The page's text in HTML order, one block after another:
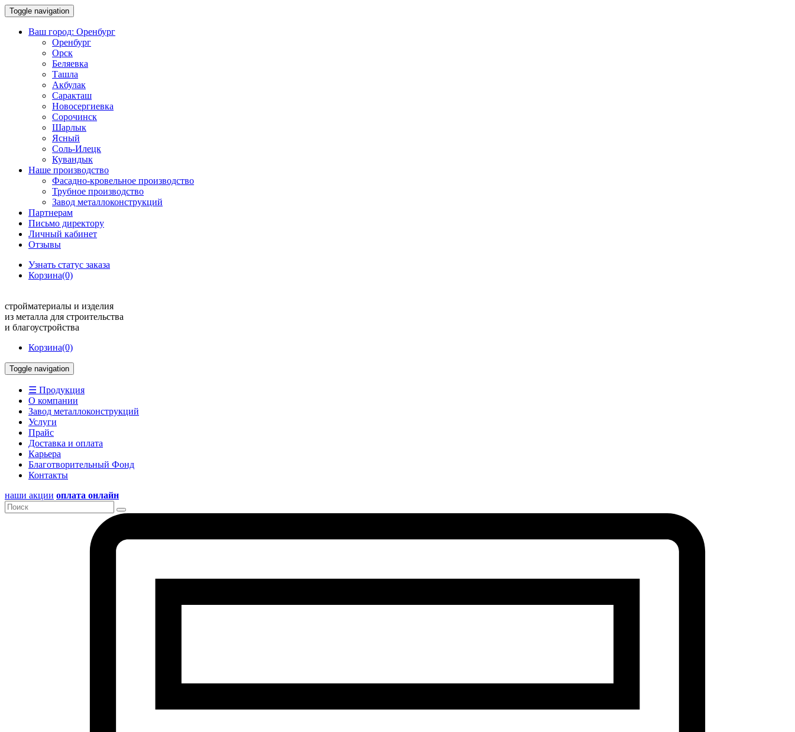
Toggle navigation
Ваш город: Оренбург
Оренбург
Орск
Беляевка
Ташла
Акбулак
Саракташ
Новосергиевка
Сорочинск
Шарлык
Ясный
Соль-Илецк
Кувандык
Наше производство
Фасадно-кровельное производство
Трубное производство
Завод металлоконструкций
Партнерам
Письмо директору
Личный кабинет
Отзывы
Узнать статус заказа
Корзина(0)
стройматериалы и изделия
из металла для строительства
и благоустройства
Корзина(0)
Toggle navigation
☰ Продукция
О компании
Завод металлоконструкций
Услуги
Прайс
Доставка и оплата
Карьера
Благотворительный Фонд
Контакты
наши акции оплата онлайн